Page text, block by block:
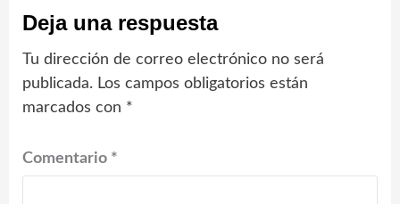
Deja una respuesta
Tu dirección de correo electrónico no será
publicada. Los campos obligatorios están
marcados con *
Comentario *